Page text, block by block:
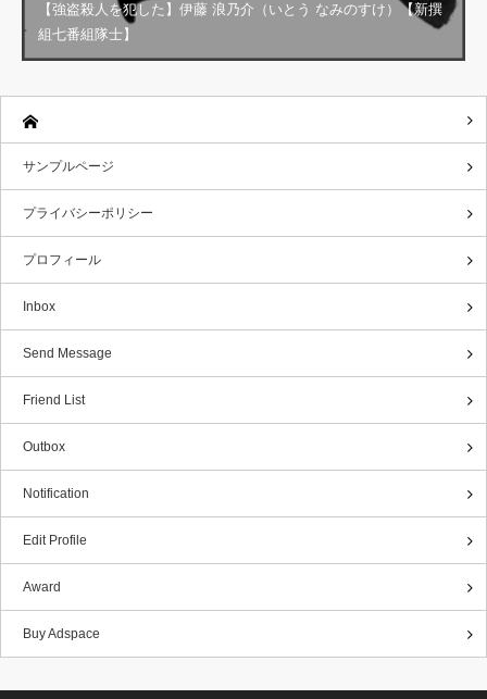
【強盗殺人を犯した】伊藤 浪乃介（いとう なみのすけ）【新撰
組七番組隊士】
サンプルページ
プライバシーポリシー
プロフィール
Inbox
Send Message
Friend List
Outbox
Notification
Edit Profile
Award
Buy Adspace